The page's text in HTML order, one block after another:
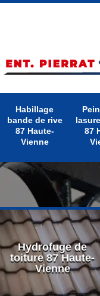
Habillage
bande de rive
87 Haute-
Vienne
87
Hydrofuge de
toiture 87 Haute-
Vienne